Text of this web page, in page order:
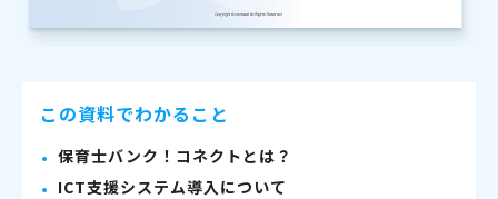
この資料でわかること
保育士バンク！コネクトとは？
ICT支援システム導入について